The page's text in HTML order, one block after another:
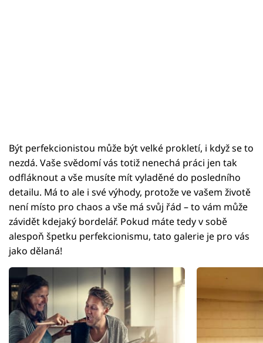
Být perfekcionistou může být velké prokletí, i když se to
nezdá. Vaše svědomí vás totiž nenechá práci jen tak
odfláknout a vše musíte mít vyladěné do posledního
detailu. Má to ale i své výhody, protože ve vašem životě
není místo pro chaos a vše má svůj řád – to vám může
závidět kdejaký bordelář. Pokud máte tedy v sobě
alespoň špetku perfekcionismu, tato galerie je pro vás
jako dělaná!